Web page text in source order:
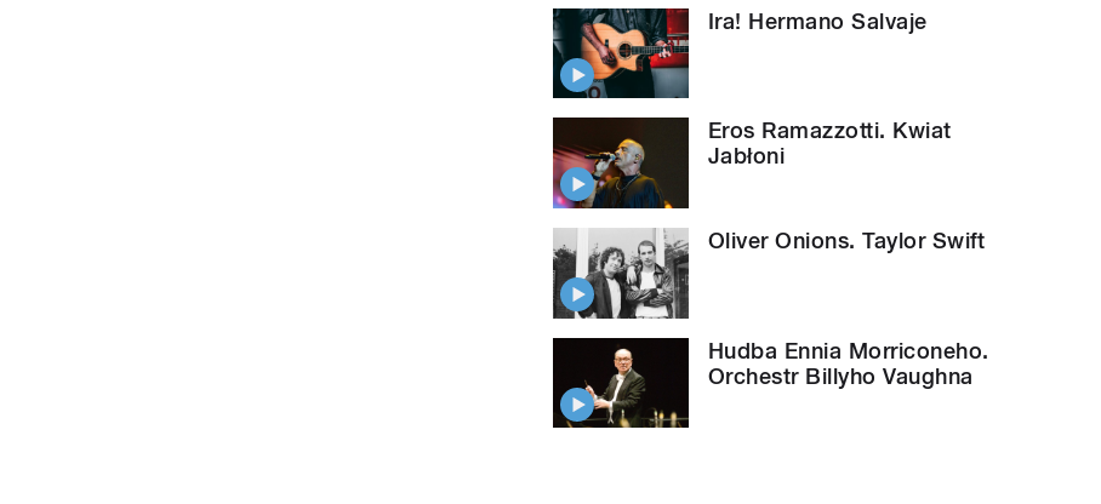
Ira! Hermano Salvaje
Eros Ramazzotti. Kwiat
Jabłoni
Oliver Onions. Taylor Swift
Hudba Ennia Morriconeho.
Orchestr Billyho Vaughna